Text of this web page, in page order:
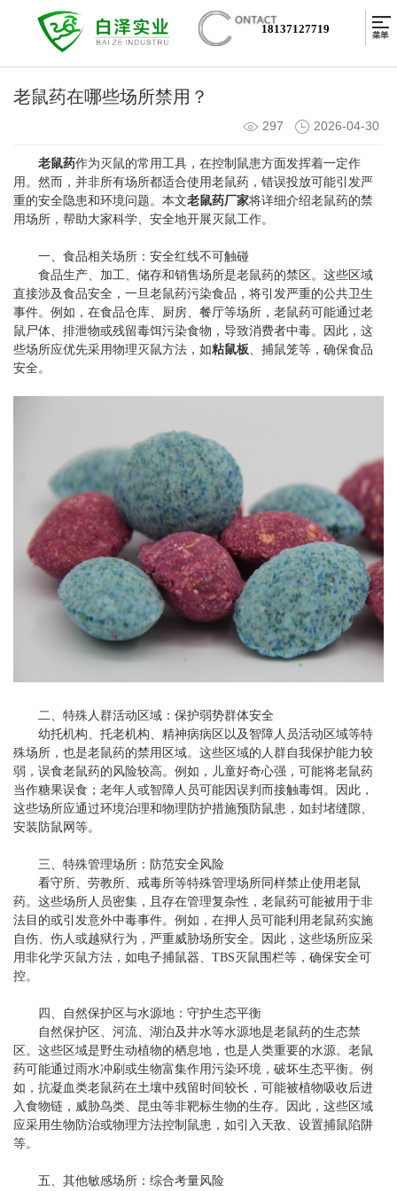
18137127719
老鼠药在哪些场所禁用？
297 2026-04-30
老鼠药作为灭鼠的常用工具，在控制鼠患方面发挥着一定作
用。然而，并非所有场所都适合使用老鼠药，错误投放可能引发严
重的安全隐患和环境问题。本文老鼠药厂家将详细介绍老鼠药的禁
用场所，帮助大家科学、安全地开展灭鼠工作。
一、食品相关场所：安全红线不可触碰
食品生产、加工、储存和销售场所是老鼠药的禁区。这些区域
直接涉及食品安全，一旦老鼠药污染食品，将引发严重的公共卫生
事件。例如，在食品仓库、厨房、餐厅等场所，老鼠药可能通过老
鼠尸体、排泄物或残留毒饵污染食物，导致消费者中毒。因此，这
些场所应优先采用物理灭鼠方法，如粘鼠板 、捕鼠笼等，确保食品
安全。
二、特殊人群活动区域：保护弱势群体安全
幼托机构、托老机构、精神病病区以及智障人员活动区域等特
殊场所，也是老鼠药的禁用区域。这些区域的人群自我保护能力较
弱，误食老鼠药的风险较高。例如，儿童好奇心强，可能将老鼠药
当作糖果误食；老年人或智障人员可能因误判而接触毒饵。因此，
这些场所应通过环境治理和物理防护措施预防鼠患，如封堵缝隙、
安装防鼠网等。
三、特殊管理场所：防范安全风险
看守所、劳教所、戒毒所等特殊管理场所同样禁止使用老鼠
药。这些场所人员密集，且存在管理复杂性，老鼠药可能被用于非
法目的或引发意外中毒事件。例如，在押人员可能利用老鼠药实施
自伤、伤人或越狱行为，严重威胁场所安全。因此，这些场所应采
用非化学灭鼠方法，如电子捕鼠器、TBS灭鼠围栏等，确保安全可
控。
四、自然保护区与水源地：守护生态平衡
自然保护区、河流、湖泊及井水等水源地是老鼠药的生态禁
区。这些区域是野生动植物的栖息地，也是人类重要的水源。老鼠
药可能通过雨水冲刷或生物富集作用污染环境，破坏生态平衡。例
如，抗凝血类老鼠药在土壤中残留时间较长，可能被植物吸收后进
入食物链，威胁鸟类、昆虫等非靶标生物的生存。因此，这些区域
应采用生物防治或物理方法控制鼠患，如引入天敌、设置捕鼠陷阱
等。
五、其他敏感场所：综合考量风险